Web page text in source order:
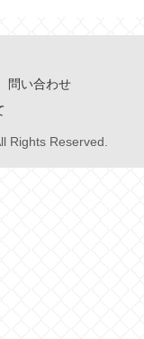
問い合わせ
Rights Reserved.